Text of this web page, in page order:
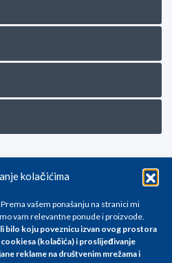
kolačićima
vašem ponašanju na stranici mi
vam relevantne ponude i proizvode.
bilo koju poveznicu izvan ovog prostora
(kolačića) i proslijeđivanje
reklame na društvenim mrežama i
ponudi obratite nam se na
informativnog karaktera i podložne su